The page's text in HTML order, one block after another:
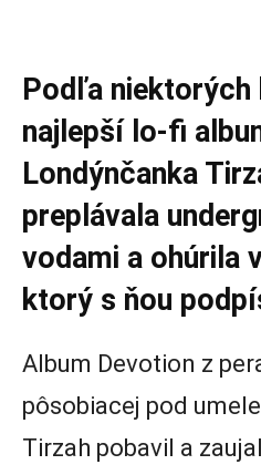
Podľa
najlepší lo-fi
Londýnčanka
preplávala
vodami a ohúrila
ktorý s ňou
Album Devotion z
pôsobiacej pod
Tirzah pobavil a